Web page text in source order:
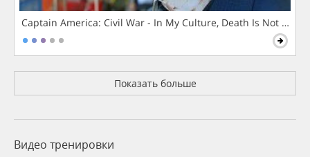
Captain America: Civil War - In My Culture, Death Is Not The
Показать больше
Видео тренировки